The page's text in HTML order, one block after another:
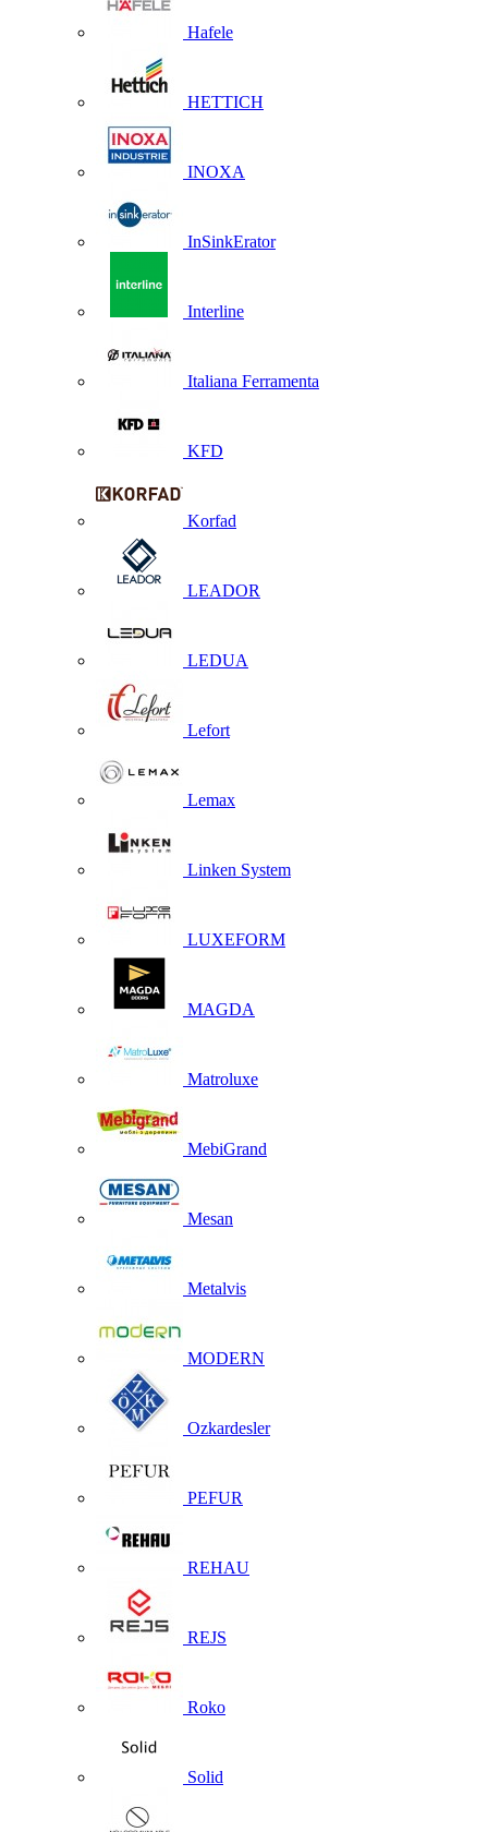
Hafele
HETTICH
INOXA
InSinkErator
Interline
Italiana Ferramenta
KFD
Korfad
LEADOR
LEDUA
Lefort
Lemax
Linken System
LUXEFORM
MAGDA
Matroluxe
MebiGrand
Mesan
Metalvis
MODERN
Ozkardesler
PEFUR
REHAU
REJS
Roko
Solid